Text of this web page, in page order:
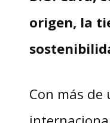
origen, la
Con más de